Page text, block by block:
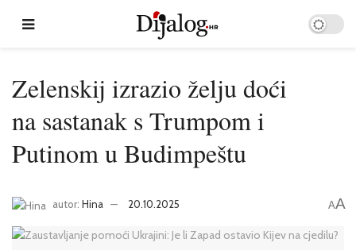
Zelenskij izrazio želju doći
na sastanak s Trumpom i
Putinom u Budimpeštu
autor: Hina 20.10.2025 AA